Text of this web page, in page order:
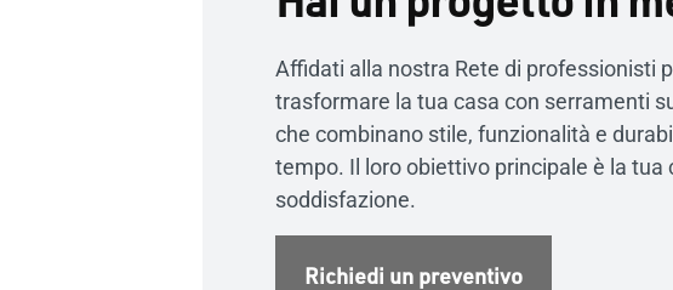
Affidati alla nostra Rete di professionisti
trasformare la tua casa con serramenti
che combinano stile, funzionalità e
tempo. Il loro obiettivo principale è la tua
soddisfazione.
Richiedi un preventivo